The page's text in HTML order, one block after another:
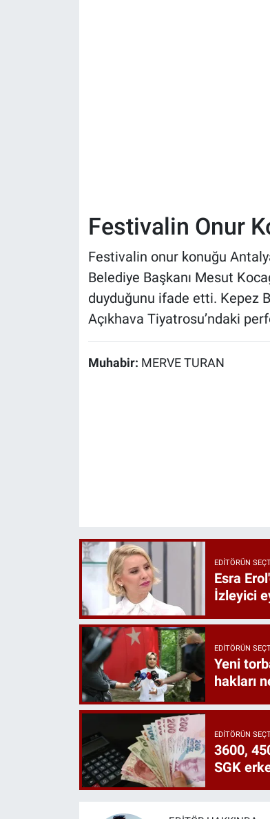
Festivalin Onur
Festivalin onur konuğu
Belediye Başkanı Mesut
duyduğunu ifade etti. Kepez
Açıkhava Tiyatrosu’ndaki
Muhabir: MERVE TURAN
EDITÖRÜN
Esra
İzleyici
EDITÖRÜN
Yeni
hakları
EDITÖRÜN
3600,
SGK